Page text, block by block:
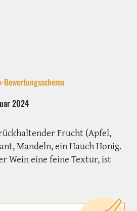
Bewertungsschema
2024
Frucht (Apfel,
Mandeln, ein Hauch Honig.
Wein eine feine Textur, ist